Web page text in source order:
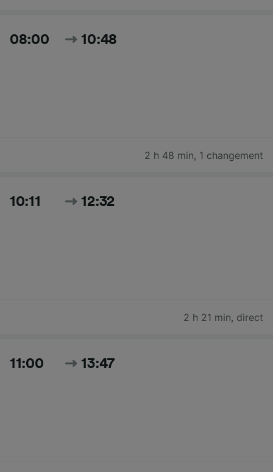
08:00 10:48
2 h 48 min, 1 changement
10:11 12:32
2 h 21 min, direct
11:00 13:47